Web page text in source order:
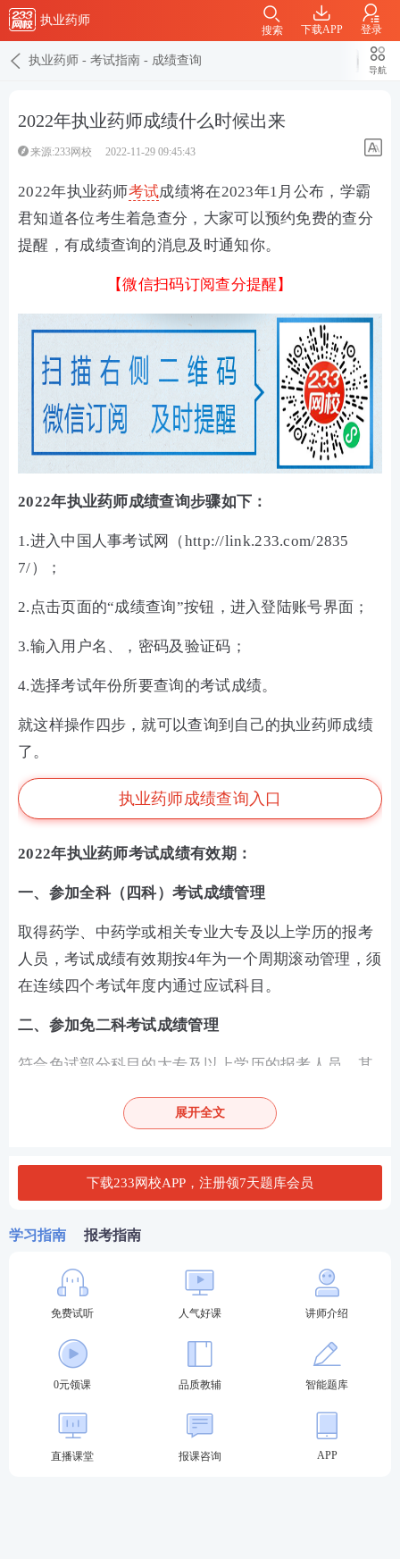
执业药师
下载APP 登录
搜索
执业药师 - 考试指南 - 成绩查询
导航
2022年执业药师成绩什么时候出来
来源:233网校 2022-11-29 09:45:43
2022年执业药师考试成绩将在2023年1月公布，学霸
君知道各位考生着急查分，大家可以预约免费的查分
提醒，有成绩查询的消息及时通知你。
【微信扫码订阅查分提醒】
2022年执业药师成绩查询步骤如下：
1.进入中国人事考试网（http://link.233.com/2835
7/）；
2.点击页面的“成绩查询”按钮，进入登陆账号界面；
3.输入用户名、，密码及验证码；
4.选择考试年份所要查询的考试成绩。
就这样操作四步，就可以查询到自己的执业药师成绩
了。
执业药师成绩查询入口
2022年执业药师考试成绩有效期：
一、参加全科（四科）考试成绩管理
取得药学、中药学或相关专业大专及以上学历的报考
人员，考试成绩有效期按4年为一个周期滚动管理，须
在连续四个考试年度内通过应试科目。
二、参加免二科考试成绩管理
符合免试部分科目的大专及以上学历的报考人员，其
须在连续两个考试年度内通过应试科目。
备战药师你是否遇到同样的问题：考点晦涩难懂记不
专业老师学，快速吃透考点，姜雅，刘恩钊，仇牧等7
位行业大咖主讲，助你轻松上岸。
执业药师畅学班 ，性价比之选，
考试不过还可免
费重学1次
，购课有保障，备考更安心。
>>点此去了
展开全文
下载233网校APP，注册领7天题库会员
学习指南 报考指南
免费试听 人气好课 讲师介绍
0元领课 品质教辅 智能题库
直播课堂 报课咨询 APP